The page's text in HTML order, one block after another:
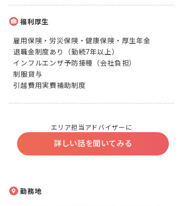
福利厚生
雇用保険・労災保険・健康保険・厚生年金
退職金制度あり（勤続7年以上）
インフルエンザ予防接種（会社負担）
制服貸与
引越費用実費補助制度
エリア担当アドバイザーに
詳しい話を聞いてみる
勤務地